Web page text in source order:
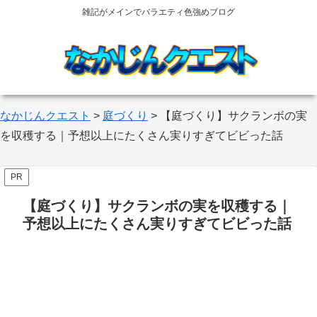
雑記がメインでバラエティ色強めブログ
なかじんクエスト > 庭づくり >
【庭づくり】サクランボの実
を収穫する｜予想以上にたくさん実りすぎてビビった話
PR
【庭づくり】サクランボの実を収穫する｜
予想以上にたくさん実りすぎてビビった話